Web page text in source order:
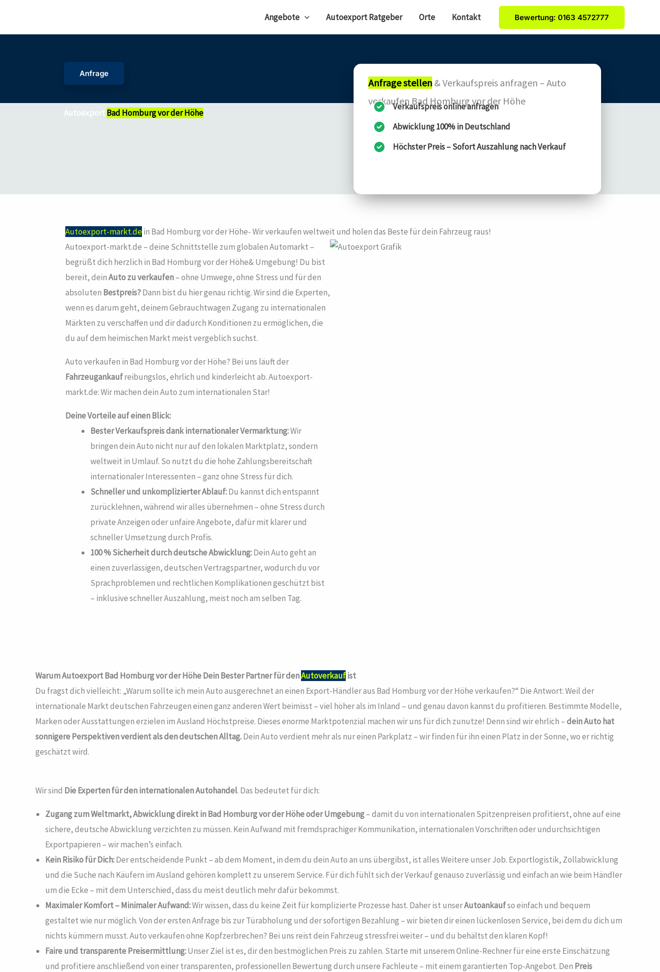
springen
Angebote Autoexport Ratgeber Orte Kontakt Bewertung: 0163 4572777
Autoexport Bad Homburg vor der Höhe
Anfrage
Anfrage stellen & Verkaufspreis anfragen – Auto
verkaufen Bad Homburg vor der Höhe
Verkaufspreis online anfragen
Abwicklung 100% in Deutschland
Höchster Preis – Sofort Auszahlung nach Verkauf
Autoexport-markt.de in Bad Homburg vor der Höhe- Wir verkaufen weltweit und holen das Beste für dein Fahrzeug raus!
Autoexport-markt.de – deine Schnittstelle zum globalen Automarkt –
begrüßt dich herzlich in Bad Homburg vor der Höhe& Umgebung! Du bist
bereit, deinAuto zu verkaufen– ohne Umwege, ohne Stress und für den
absoluten Bestpreis?Dann bist du hier genau richtig. Wir sind die Experten,
wenn es darum geht, deinem Gebrauchtwagen Zugang zu internationalen
Märkten zu verschaffen und dir dadurch Konditionen zu ermöglichen, die
du auf dem heimischen Markt meist vergeblich suchst.
Auto verkaufen in Bad Homburg vor der Höhe? Bei uns läuft der
Fahrzeugankaufreibungslos, ehrlich und kinderleicht ab. Autoexport-
markt.de: Wir machen dein Auto zum internationalen Star!
Deine Vorteile auf einen Blick:
Bester Verkaufspreis dank internationaler Vermarktung:Wir
bringen dein Auto nicht nur auf den lokalen Marktplatz, sondern
weltweit in Umlauf. So nutzt du die hohe Zahlungsbereitschaft
internationaler Interessenten – ganz ohne Stress für dich.
Schneller und unkomplizierter Ablauf:Du kannst dich entspannt
zurücklehnen, während wir alles übernehmen – ohne Stress durch
private Anzeigen oder unfaire Angebote, dafür mit klarer und
schneller Umsetzung durch Profis.
100 % Sicherheit durch deutsche Abwicklung:Dein Auto geht an
einen zuverlässigen, deutschen Vertragspartner, wodurch du vor
Sprachproblemen und rechtlichen Komplikationen geschützt bist
– inklusive schneller Auszahlung, meist noch am selben Tag.
Warum Autoexport Bad Homburg vor der HöheDein Bester Partner für denAutoverkaufist
Du fragst dich vielleicht: „Warum sollte ich mein Auto ausgerechnet an einen Export-Händler aus Bad Homburg vor der Höhe verkaufen?“ Die Antwort: Weil der
internationale Markt deutschen Fahrzeugen einen ganz anderen Wert beimisst – viel höher als im Inland – und genau davon kannst du profitieren. Bestimmte Modelle,
Marken oder Ausstattungen erzielen im Ausland Höchstpreise. Dieses enorme Marktpotenzial machen wir uns für dich zunutze! Denn sind wir ehrlich –dein Auto hat
sonnigere Perspektiven verdient als den deutschen Alltag.Dein Auto verdient mehr als nur einen Parkplatz – wir finden für ihn einen Platz in der Sonne, wo er richtig
geschätzt wird.
Wir sind Die Experten für den internationalen Autohandel. Das bedeutet für dich:
Zugang zum Weltmarkt, Abwicklung direkt in Bad Homburg vor der Höheoder Umgebung– damit du von internationalen Spitzenpreisen profitierst, ohne auf eine
sichere, deutsche Abwicklung verzichten zu müssen. Kein Aufwand mit fremdsprachiger Kommunikation, internationalen Vorschriften oder undurchsichtigen
Exportpapieren – wir machen’s einfach.
Kein Risiko für Dich:Der entscheidende Punkt – ab dem Moment, in dem du dein Auto an uns übergibst, ist alles Weitere unser Job. Exportlogistik, Zollabwicklung
und die Suche nach Käufern im Ausland gehören komplett zu unserem Service. Für dich fühlt sich der Verkauf genauso zuverlässig und einfach an wie beim Händler
um die Ecke – mit dem Unterschied, dass du meist deutlich mehr dafür bekommst.
Maximaler Komfort – Minimaler Aufwand:Wir wissen, dass du keine Zeit für komplizierte Prozesse hast. Daher ist unserAutoankaufso einfach und bequem
gestaltet wie nur möglich. Von der ersten Anfrage bis zur Türabholung und der sofortigen Bezahlung – wir bieten dir einen lückenlosen Service, bei dem du dich um
nichts kümmern musst. Auto verkaufen ohne Kopfzerbrechen? Bei uns reist dein Fahrzeug stressfrei weiter – und du behältst den klaren Kopf!
Faire und transparente Preisermittlung:Unser Ziel ist es, dir den bestmöglichen Preis zu zahlen. Starte mit unserem Online-Rechner für eine erste Einschätzung
und profitiere anschließend von einer transparenten, professionellen Bewertung durch unsere Fachleute – mit einem garantierten Top-Angebot. Den Preis